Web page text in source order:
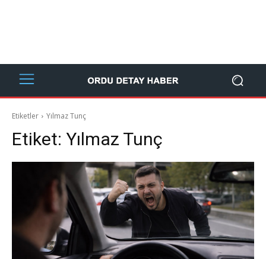
Etiketler Yılmaz Tunç
Etiket: Yılmaz Tunç